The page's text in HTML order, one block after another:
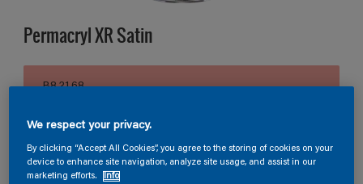
Permacryl XR Satin
B8.21.68
Verpakkingsgrootte
0,5 L
We respect your privacy.
By clicking “Accept All Cookies”, you agree to the storing of cookies on your
device to enhance site navigation, analyze site usage, and assist in our
marketing efforts.
Info